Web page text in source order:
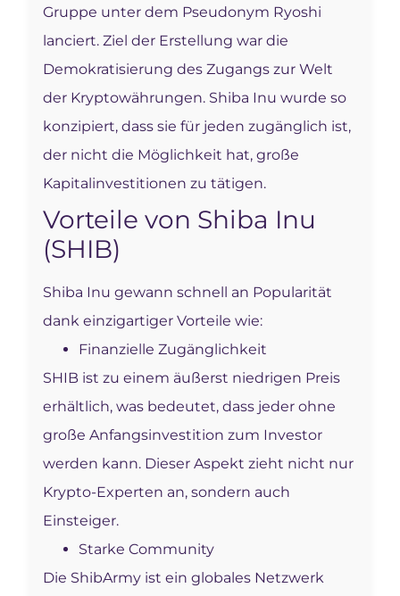
Gruppe unter dem Pseudonym Ryoshi
lanciert. Ziel der Erstellung war die
Demokratisierung des Zugangs zur Welt
der Kryptowährungen. Shiba Inu wurde so
konzipiert, dass sie für jeden zugänglich ist,
der nicht die Möglichkeit hat, große
Kapitalinvestitionen zu tätigen.
Vorteile von Shiba Inu
(SHIB)
Shiba Inu gewann schnell an Popularität
dank einzigartiger Vorteile wie:
Finanzielle Zugänglichkeit
SHIB ist zu einem äußerst niedrigen Preis
erhältlich, was bedeutet, dass jeder ohne
große Anfangsinvestition zum Investor
werden kann. Dieser Aspekt zieht nicht nur
Krypto-Experten an, sondern auch
Einsteiger.
Starke Community
Die ShibArmy ist ein globales Netzwerk